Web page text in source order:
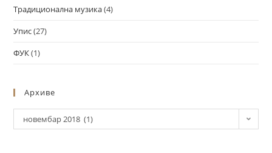
Традиционална музика(4)
Упис(27)
ФУК(1)
Архиве
новембар 2018 (1)